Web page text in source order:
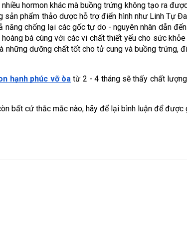
hormon khác mà buồng trứng không tạo ra
phẩm thảo dược hỗ trợ điển hình như Linh Tự
chống lại các gốc tự do - nguyên nhân dẫn
bá cùng với các vi chất thiết yếu cho sức
dưỡng chất tốt cho tử cung và buồng trứng,
hạnh phúc vỡ òa từ 2 - 4 tháng sẽ thấy chất
bất cứ thắc mắc nào, hãy để lại bình luận để